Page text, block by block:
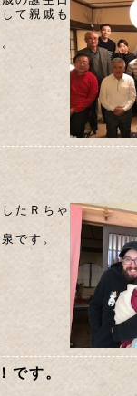
て親戚も
たＲちゃ
です。
です。